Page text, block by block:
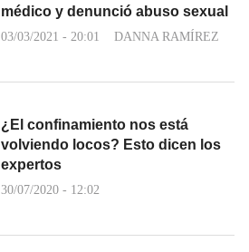
médico y denunció abuso sexual
03/03/2021 - 20:01 DANNA RAMÍREZ
¿El confinamiento nos está
volviendo locos? Esto dicen los
expertos
30/07/2020 - 12:02